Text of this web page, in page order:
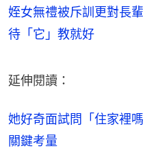
姪女無禮被斥訓更對長
待「它」教就好
延伸閱讀：
她好奇面試問「住家裡
關鍵考量